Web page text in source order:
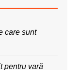
care sunt
pentru vară